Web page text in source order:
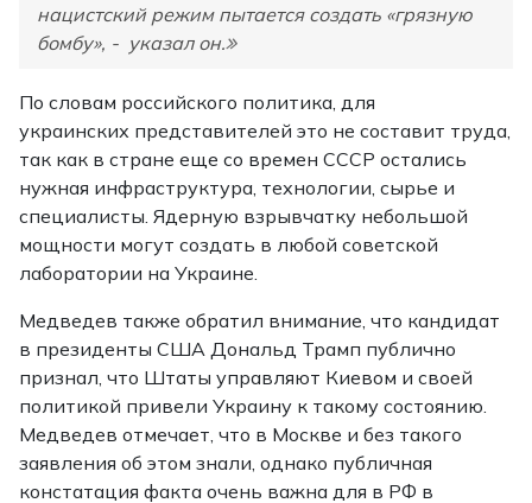
нацистский режим пытается создать «грязную
бомбу», - указал он.
По словам российского политика, для
украинских представителей это не составит труда,
так как в стране еще со времен СССР остались
нужная инфраструктура, технологии, сырье и
специалисты. Ядерную взрывчатку небольшой
мощности могут создать в любой советской
лаборатории на Украине.
Медведев также обратил внимание, что кандидат
в президенты США Дональд Трамп публично
признал, что Штаты управляют Киевом и своей
политикой привели Украину к такому состоянию.
Медведев отмечает, что в Москве и без такого
заявления об этом знали, однако публичная
констатация факта очень важна для в РФ в